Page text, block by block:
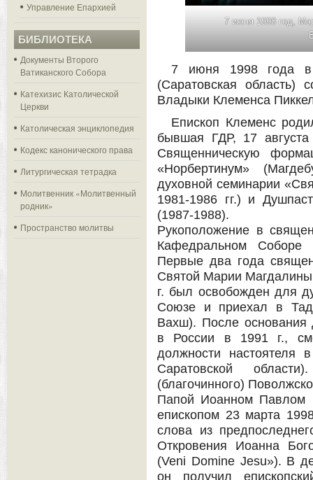
Управление Епархией
БИБЛИОТЕКА
Документы Второго
Ватиканского Собора
Катехизис Католической
Церкви
Католическая энциклопедия
Кодекс канонического права
Литургическая тетрадка
Молитвенник «Молитвенный
родник»
Пространство молитвы
7 июня 1998 год,
7 июня 1998 года
(Саратовская область)
Владыки Клеменса
Епископ Клеменс
бывшая ГДР, 17
Священническую
«Норбертинум»
духовной семинарии
1981-1986 гг.) и
(1987-1988).
Рукоположение в
Кафедральном Соборе
Первые два года
Cвятой Марии
г. был освобожден для
Союзе и приехал в
Вахш). После основания
в России в 1991 г.,
должности настоятеля
Саратовской
(благочинного)
Папой Иоанном Павлом
епископом 23 марта
слова из
Откровения Иоанна
(Veni Domine Jesu»). В
он получил